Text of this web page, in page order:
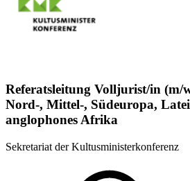
Referatsleitung Volljurist/in (m/
Nord-, Mittel-, Südeuropa,
anglophones Afrika
Sekretariat der Kultusministerkonferenz